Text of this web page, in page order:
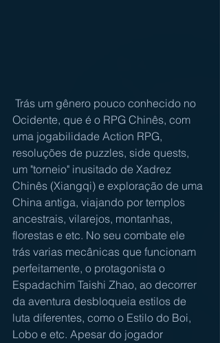
Ocidente, que é o RPG Chinês, com
uma jogabilidade Action RPG,
resoluções de puzzles, side quests,
um "torneio" inusitado de Xadrez
Chinês (Xiangqi) e exploração de uma
China antiga, viajando por templos
ancestrais, vilarejos, montanhas,
florestas e etc. No seu combate ele
trás varias mecânicas que funcionam
perfeitamente, o protagonista o
Espadachim Taishi Zhao, ao decorrer
da aventura desbloqueia estilos de
luta diferentes, como o Estilo do Boi,
Lobo e etc. Apesar do jogador